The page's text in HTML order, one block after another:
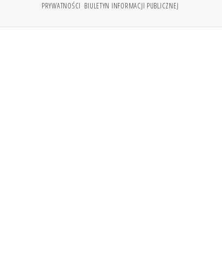
PRYWATNOŚCI BIULETYN INFORMACJI PUBLICZNEJ